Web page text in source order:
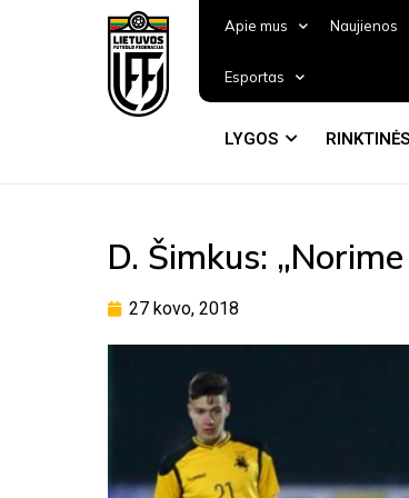
Apie mus Naujienos
Esportas
LYGOS RINKTINĖS
D. Šimkus:
27 kovo, 2018